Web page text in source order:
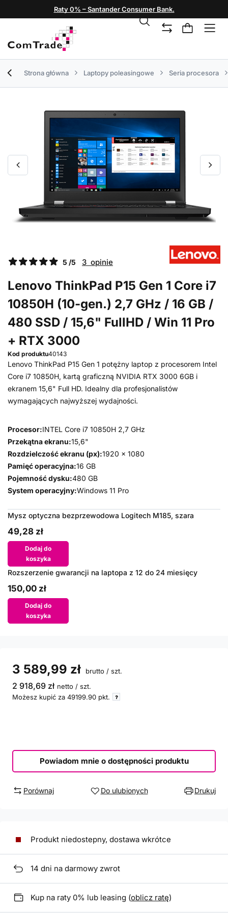
Raty 0% – Santander Consumer Bank.
Strona główna Laptopy poleasingowe Seria procesora
5 /5 3 opinie
Lenovo ThinkPad P15 Gen 1 Core i7
10850H (10-gen.) 2,7 GHz / 16 GB /
480 SSD / 15,6" FullHD / Win 11 Pro
+ RTX 3000
Kod produktu40143
Lenovo ThinkPad P15 Gen 1 potężny laptop z procesorem Intel
Core i7 10850H, kartą graficzną NVIDIA RTX 3000 6GB i
ekranem 15,6" Full HD. Idealny dla profesjonalistów
wymagających najwyższej wydajności.
Procesor:INTEL Core i7 10850H 2,7 GHz
Przekątna ekranu:15,6"
Rozdzielczość ekranu (px):1920 x 1080
Pamięć operacyjna:16 GB
Pojemność dysku:480 GB
System operacyjny:Windows 11 Pro
Mysz optyczna bezprzewodowa Logitech M185, szara
49,28 zł
Dodaj do
koszyka
Rozszerzenie gwarancji na laptopa z 12 do 24 miesięcy
150,00 zł
Dodaj do
koszyka
3 589,99 zł brutto / szt.
2 918,69 zł netto / szt.
Możesz kupić za 49199.90 pkt.
Powiadom mnie o dostępności produktu
Porównaj Do ulubionych Drukuj
Produkt niedostepny, dostawa wkrótce
14 dni na darmowy zwrot
Kup na raty 0% lub leasing (oblicz ratę)